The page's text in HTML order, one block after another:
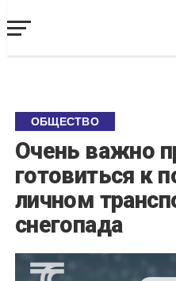
ОБЩЕСТВО
Очень важно
готовиться к
личном
снегопада